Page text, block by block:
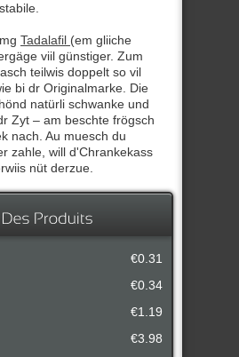
Tadalafil (em gliiche
viil günstiger. Zum
teilwis doppelt so vil
bi dr Originalmarke. Die
natürli schwanke und
Zyt – am beschte frögsch
nach. Au muesch du
zahle, will d'Chrankekass
nüt derzue.
€0.31
€0.34
€1.19
€3.98